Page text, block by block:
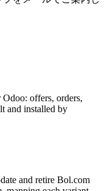
offers, orders,
and installed by
and retire Bol.com